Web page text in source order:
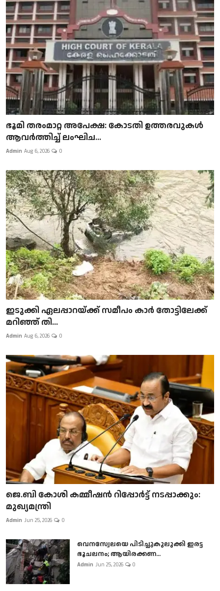
ഭൂമി തരംമാറ്റ അപേക്ഷ: കോടതി ഉത്തരവുകൾ
ആവർത്തിച്ച് ലംഘിച...
Admin Aug 6, 2026 0
ഇടുക്കി ഏലപ്പാറയ്ക്ക് സമീപം കാർ തോട്ടിലേക്ക്
മറിഞ്ഞ് തി...
Admin Aug 6, 2026 0
ജെ.ബി കോശി കമ്മീഷൻ റിപ്പോർട്ട് നടപ്പാക്കും:
മുഖ്യമന്ത്രി
Admin Jun 25, 2026 0
വെനസ്വേലയെ പിടിച്ചുകുലുക്കി ഇരട്ട
ഭൂചലനം; ആയിരക്കണ...
Admin Jun 25, 2026 0